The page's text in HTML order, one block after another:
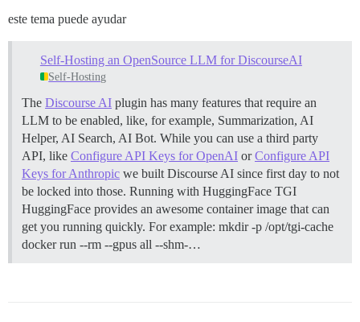
este tema puede ayudar
Self-Hosting an OpenSource LLM for DiscourseAI
Self-Hosting
The Discourse AI plugin has many features that require an
LLM to be enabled, like, for example, Summarization, AI
Helper, AI Search, AI Bot. While you can use a third party
API, like Configure API Keys for OpenAI orConfigure API
Keys for Anthropic we built Discourse AI since first day to not
be locked into those. Running with HuggingFace TGI
HuggingFace provides an awesome container image that can
get you running quickly. For example: mkdir -p /opt/tgi-cache
docker run --rm --gpus all --shm-…